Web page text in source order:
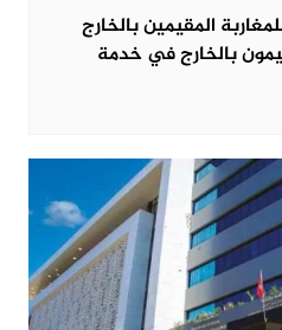
المقيمين بالخارج
بالخارج في خدمة